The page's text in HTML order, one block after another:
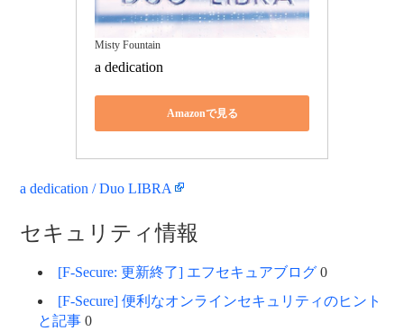
Misty Fountain
a dedication
Amazonで見る
a dedication / Duo LIBRA
セキュリティ情報
[F-Secure: 更新終了] エフセキュアブログ 0
[F-Secure] 便利なオンラインセキュリティのヒント
と記事 0